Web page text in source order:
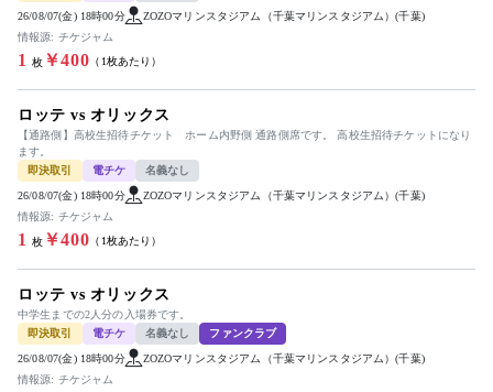
26/08/07(金) 18時00分
ZOZOマリンスタジアム（千葉マリンスタジアム）(千葉)
情報源: チケジャム
1 枚￥400 （1枚あたり）
ロッテ vs オリックス
【通路側】高校生招待チケット ホーム内野側 通路側席です。 高校生招待チケットになり
ます。
即決取引
電チケ 名義なし
26/08/07(金) 18時00分
ZOZOマリンスタジアム（千葉マリンスタジアム）(千葉)
情報源: チケジャム
1 枚￥400 （1枚あたり）
ロッテ vs オリックス
中学生までの2人分の入場券です。
即決取引
電チケ 名義なし ファンクラブ
26/08/07(金) 18時00分
ZOZOマリンスタジアム（千葉マリンスタジアム）(千葉)
情報源: チケジャム